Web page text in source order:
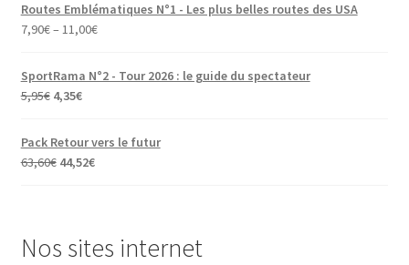
Routes Emblématiques N°1 - Les plus belles routes des USA
7,90€– 11,00€
SportRama N°2 - Tour 2026 : le guide du spectateur
5,95€ Le
initial
était :
5,95€.
4,35€Le
est :
Pack Retour vers le futur
63,60€ Le
63,60€.
44,52€Le
44,52€.
Nos sites internet